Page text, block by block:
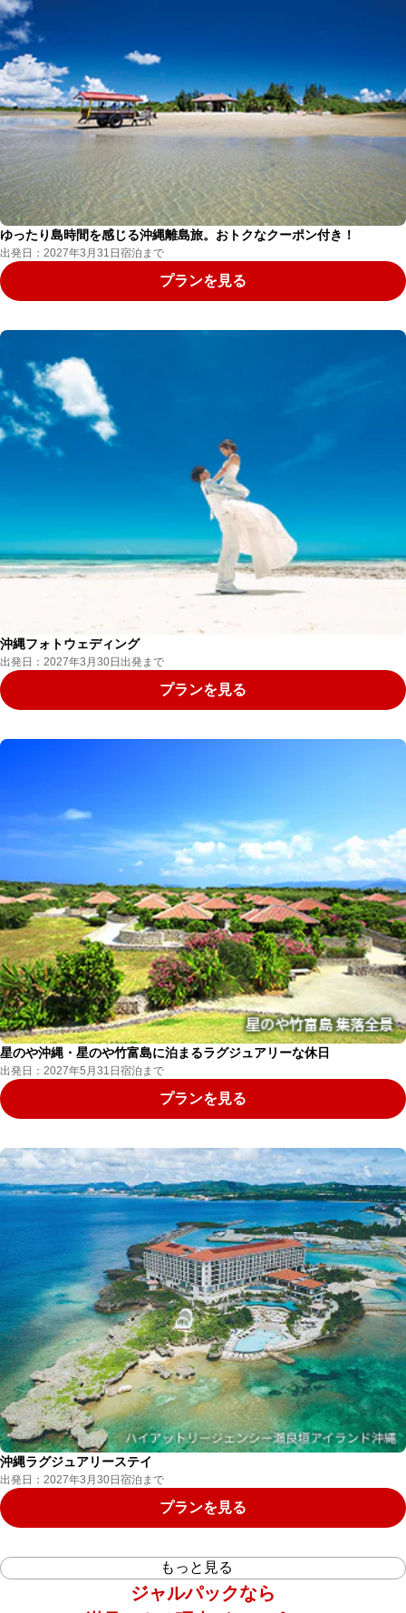
ゆったり島時間を感じる沖縄離島旅。おトクなクーポン付き！
出発日：2027年3月31日宿泊まで
プランを見る
沖縄フォトウェディング
出発日：2027年3月30日出発まで
プランを見る
星のや沖縄・星のや竹富島に泊まるラグジュアリーな休日
出発日：2027年5月31日宿泊まで
プランを見る
沖縄ラグジュアリーステイ
出発日：2027年3月30日宿泊まで
プランを見る
もっと見る
ジャルパックなら